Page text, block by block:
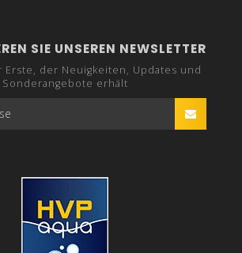
SIE UNSEREN NEWSLETTER
Erste, der Neuigkeiten, Updates und
Sonderangebote erhält